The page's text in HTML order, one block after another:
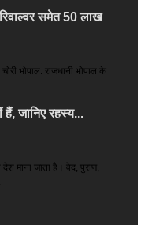
समेत 50 लाख
भोपाल: राजधानी भोपाल के
जानिए रहस्य...
माना जाता है। वेद, पुराण,